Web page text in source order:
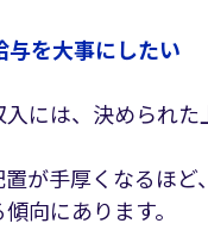
与を大事にしたい
には、決められた
が手厚くなるほど
向にあります。